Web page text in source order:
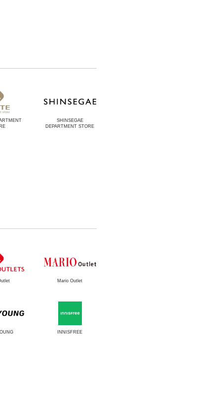
SHINSEGAE
DEPARTMENT STORE
Mario Outlet
INNISFREE